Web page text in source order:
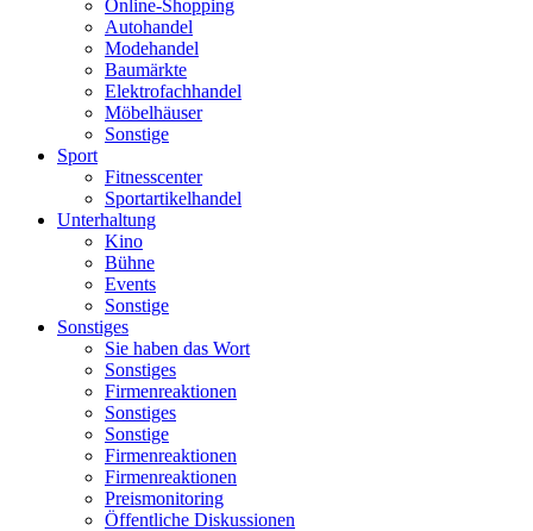
Online-Shopping
Autohandel
Modehandel
Baumärkte
Elektrofachhandel
Möbelhäuser
Sonstige
Sport
Fitnesscenter
Sportartikelhandel
Unterhaltung
Kino
Bühne
Events
Sonstige
Sonstiges
Sie haben das Wort
Sonstiges
Firmenreaktionen
Sonstiges
Sonstige
Firmenreaktionen
Firmenreaktionen
Preismonitoring
Öffentliche Diskussionen